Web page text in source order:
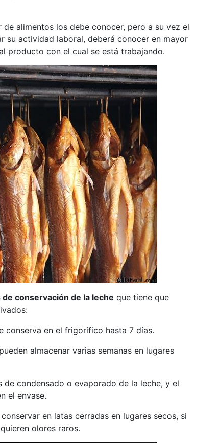
alimentos los debe conocer, pero a su vez el
su actividad laboral, deberá conocer en mayor
producto con el cual se está trabajando.
conservación de la leche que tiene que
conserva en el frigorífico hasta 7 días.
almacenar varias semanas en lugares
de condensado o evaporado de la leche, y el
el envase.
en latas cerradas en lugares secos, si
olores raros.